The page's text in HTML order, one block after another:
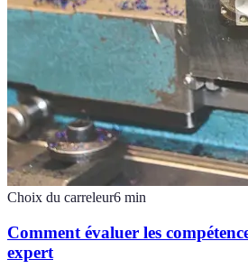
Choix du carreleur6 min
Comment évaluer les
expert